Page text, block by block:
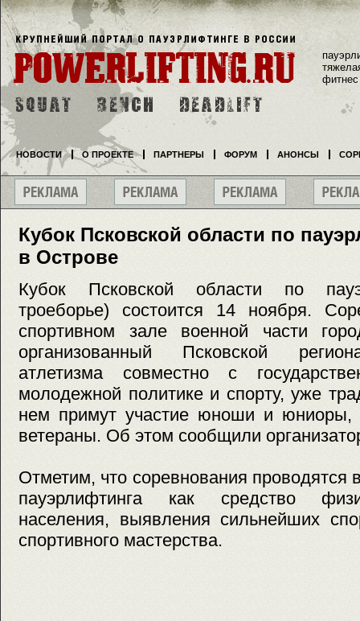
Кубок Псковской области по
в Острове
Кубок Псковской области по
троеборье) состоится 14 ноября.
спортивном зале военной части
организованный Псковской
атлетизма совместно с
молодежной политике и спорту, уже
нем примут участие юноши и
ветераны. Об этом сообщили
Отметим, что соревнования проводятся
пауэрлифтинга как средство
населения, выявления сильнейших
спортивного мастерства.
фитнес
НОВОСТИ О ПРОЕКТЕ ПАРТНЕРЫ ФОРУМ АНОНСЫ